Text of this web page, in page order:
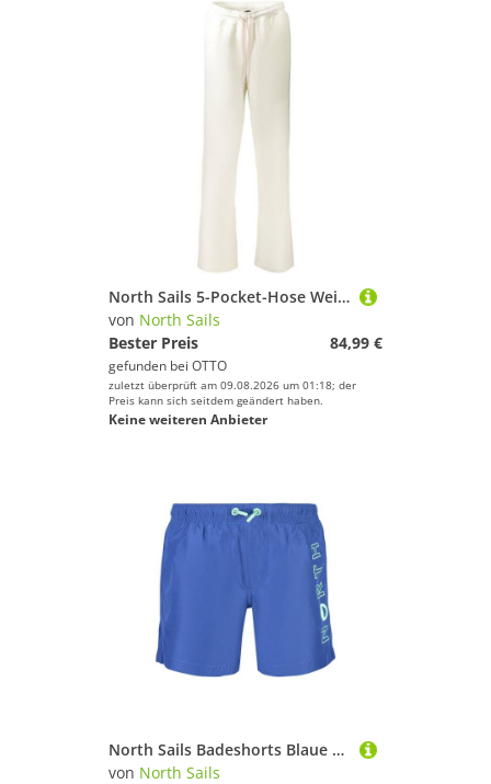
North Sails 5-Pocket-Hose Weiße Damen-Sporthose: Elastischer Komfort mit Kontrastdetails
von North Sails
Bester Preis
84,99 €
gefunden bei OTTO
zuletzt überprüft am 09.08.2026 um 01:18; der
Preis kann sich seitdem geändert haben.
Keine weiteren Anbieter
North Sails Badeshorts Blaue Kinder-Badeboxer: Bequem & stilvoll für den Sommer
von North Sails